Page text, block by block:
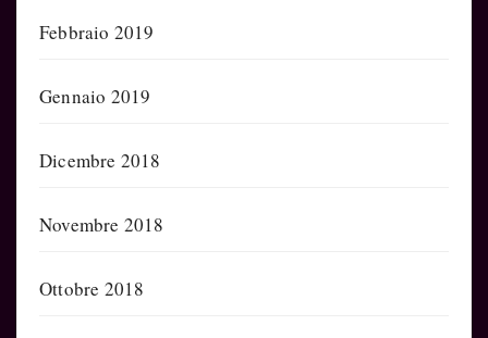
Febbraio 2019
Gennaio 2019
Dicembre 2018
Novembre 2018
Ottobre 2018